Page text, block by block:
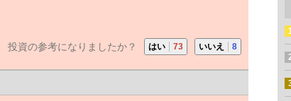
投資の参考になりましたか？ はい 73 いいえ 8